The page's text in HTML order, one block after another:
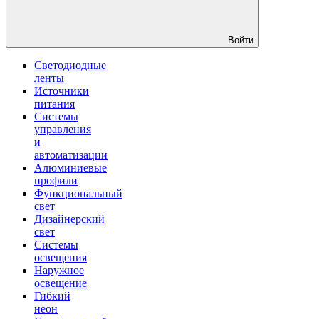
Войти
Светодиодные
ленты
Источники
питания
Системы
управления
и
автоматизации
Алюминиевые
профили
Функциональный
свет
Дизайнерский
свет
Системы
освещения
Наружное
освещение
Гибкий
неон